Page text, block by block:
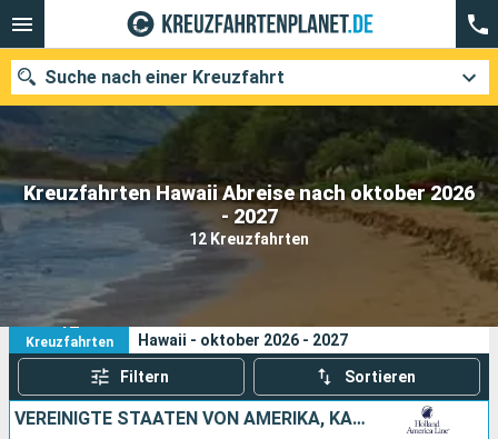
Kreuzfahrten Hawaii Abreise nach oktober 2026
- 2027
12 Kreuzfahrten
Suche nach einer Kreuzfahrt
Unsere Ziele
Abfahrtsmonat
Häfen
Suchen
12
Kreuzfahrten
Hawaii - oktober 2026 - 2027
Filtern Sortieren
VEREINIGTE STAATEN VON AMERIKA, KANADA